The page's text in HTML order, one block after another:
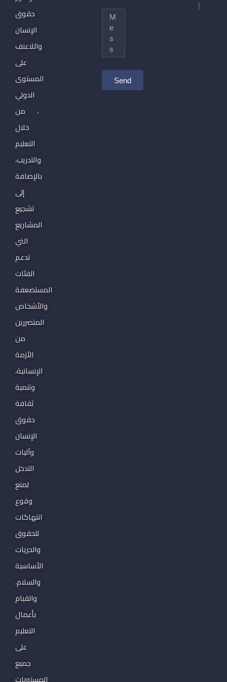
حقوق
الإنسان
واللاعنف
على
المستوى
الدولي
، من
خلال
التعليم
والتدريب،
بالإضافة
إلى
تشجيع
المشاريع
التي
تدعم
الفئات
المستضعفة
والأشخاص
المتضررين
من
الأزمة
الإنسانية،
وتنمية
ثقافة
حقوق
الإنسان
وآليات
التدخل
لمنع
وقوع
انتهاكات
للحقوق
والحريات
الأساسية
والسلام،
والقيام
بأعمال
التعليم
على
جميع
Message
Send